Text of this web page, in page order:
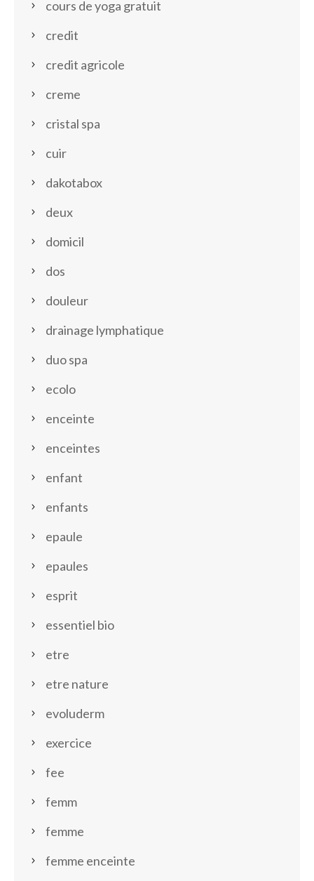
cours de yoga gratuit
credit
credit agricole
creme
cristal spa
cuir
dakotabox
deux
domicil
dos
douleur
drainage lymphatique
duo spa
ecolo
enceinte
enceintes
enfant
enfants
epaule
epaules
esprit
essentiel bio
etre
etre nature
evoluderm
exercice
fee
femm
femme
femme enceinte